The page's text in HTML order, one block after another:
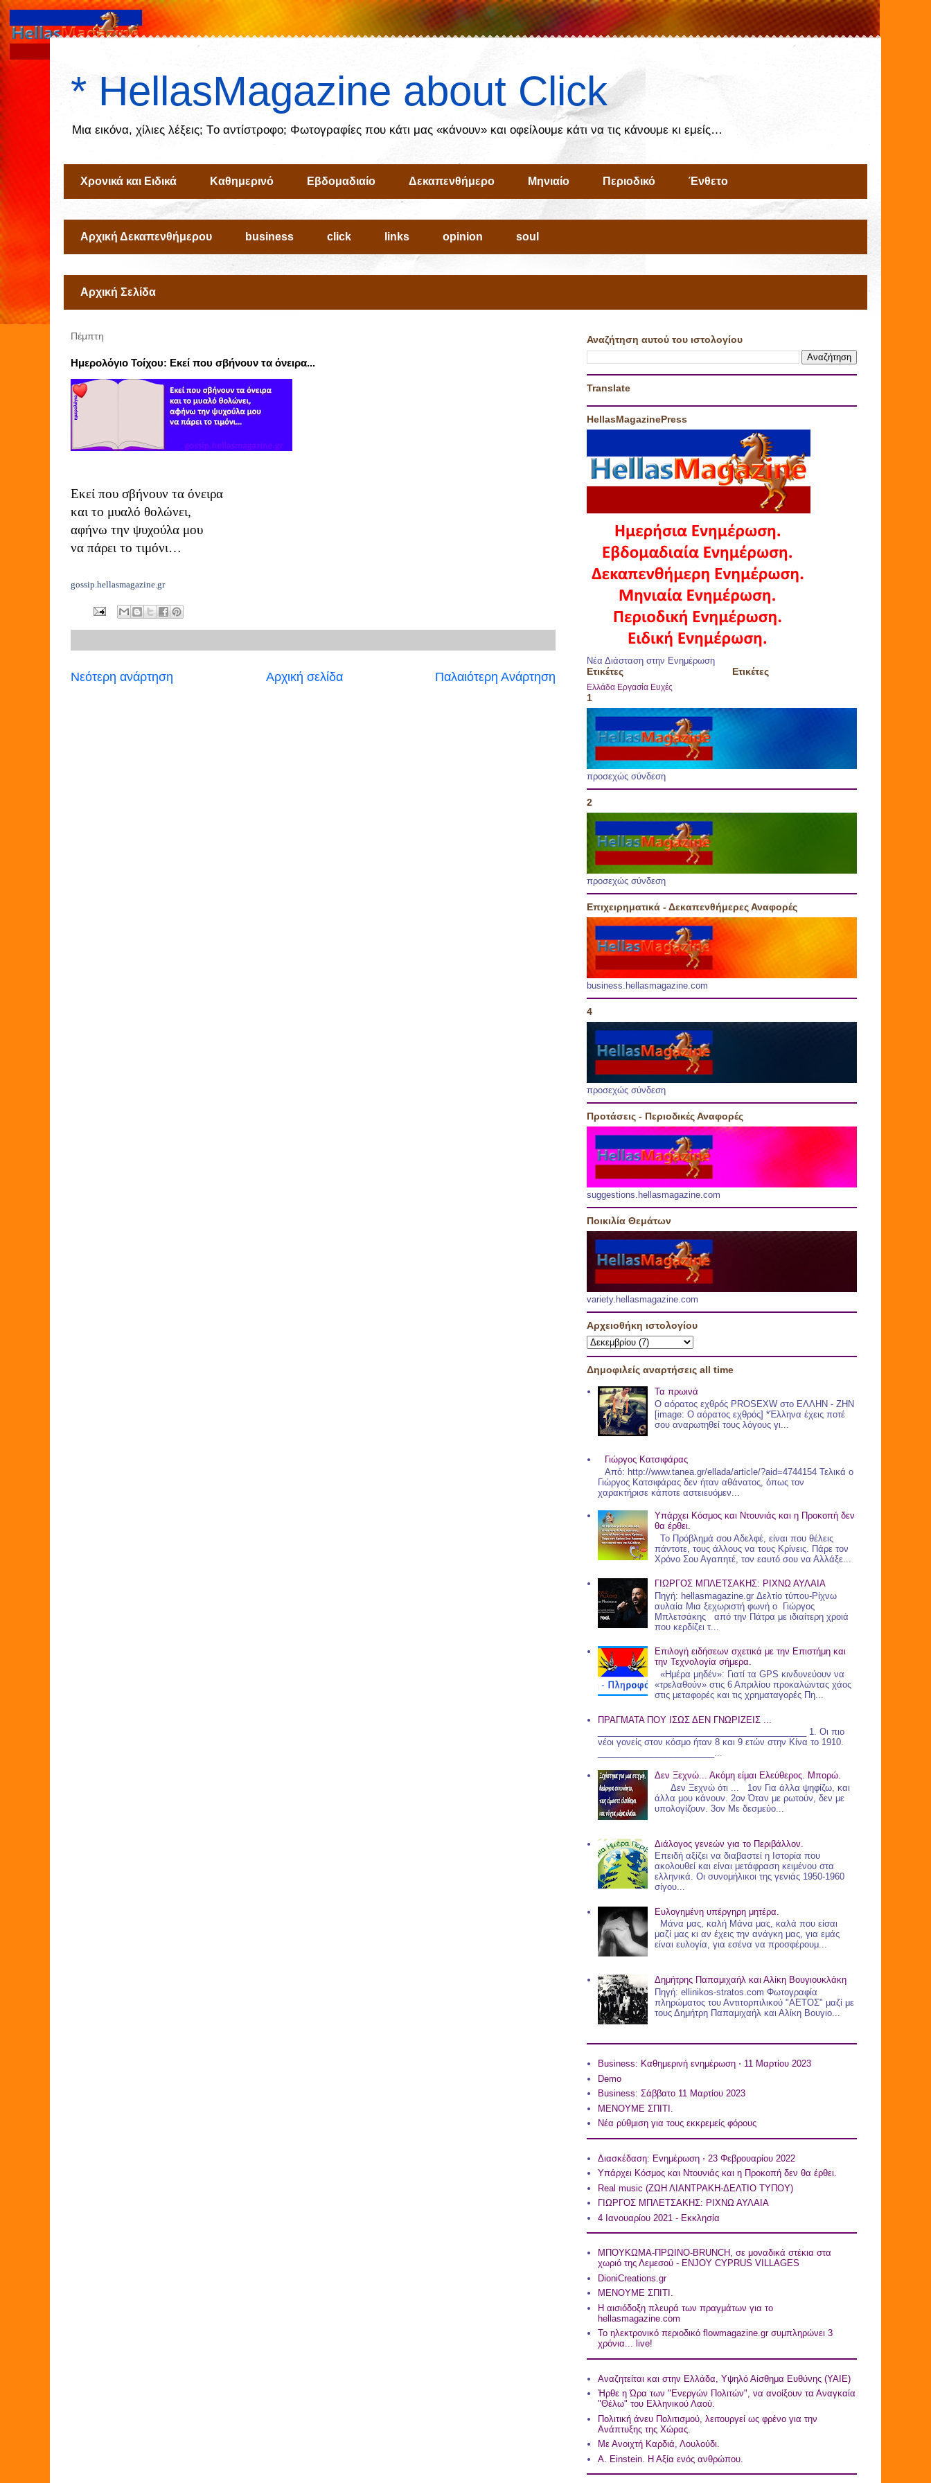
* HellasMagazine about Click
Μια εικόνα, χίλιες λέξεις; Tο αντίστροφο; Φωτογραφίες που κάτι μας «κάνουν» και οφείλουμε κάτι να τις κάνουμε κι εμείς…
Χρονικά και Ειδικά Καθημερινό Εβδομαδιαίο Δεκαπενθήμερο Μηνιαίο Περιοδικό Ένθετο
Αρχική Δεκαπενθήμερου business click links opinion soul
Αρχική Σελίδα
Πέμπτη
Ημερολόγιο Τοίχου: Εκεί που σβήνουν τα όνειρα...
Εκεί που σβήνουν τα όνειρα
και το μυαλό θολώνει,
αφήνω την ψυχούλα μου
να πάρει το τιμόνι…
gossip.hellasmagazine.gr
Νεότερη ανάρτηση Παλαιότερη Ανάρτηση
Αρχική σελίδα
Αναζήτηση αυτού του ιστολογίου
Translate
HellasMagazinePress
Νέα Διάσταση στην Ενημέρωση
Ετικέτες
Ελλάδα Εργασία Ευχές
Ετικέτες
1
προσεχώς σύνδεση
2
προσεχώς σύνδεση
Επιχειρηματικά - Δεκαπενθήμερες Αναφορές
business.hellasmagazine.com
4
προσεχώς σύνδεση
Προτάσεις - Περιοδικές Αναφορές
suggestions.hellasmagazine.com
Ποικιλία Θεμάτων
variety.hellasmagazine.com
Αρχειοθήκη ιστολογίου
Δημοφιλείς αναρτήσεις all time
Τα πρωινά
Ο αόρατος εχθρός PROSEXW στο ΕΛΛΗΝ - ΖHN
[image: Ο αόρατος εχθρός] *Έλληνα έχεις ποτέ
σου αναρωτηθεί τους λόγους γι...
Γιώργος Κατσιφάρας
Από: http://www.tanea.gr/ellada/article/?aid=4744154 Τελικά ο
Γιώργος Κατσιφάρας δεν ήταν αθάνατος, όπως τον
χαρακτήρισε κάποτε αστειευόμεν...
Υπάρχει Κόσμος και Ντουνιάς και η Προκοπή δεν
θα έρθει.
Το Πρόβλημά σου Αδελφέ, είναι που θέλεις
πάντοτε, τους άλλους να τους Κρίνεις. Πάρε τον
Χρόνο Σου Αγαπητέ, τον εαυτό σου να Αλλάξε...
ΓΙΩΡΓΟΣ ΜΠΛΕΤΣΑΚΗΣ: ΡΙΧΝΩ ΑΥΛΑΙΑ
Πηγή: hellasmagazine.gr Δελτίο τύπου-Ρίχνω
αυλαία Μια ξεχωριστή φωνή ο Γιώργος
Μπλετσάκης από την Πάτρα με ιδιαίτερη χροιά
που κερδίζει τ...
Επιλογή ειδήσεων σχετικά με την Επιστήμη και
την Τεχνολογία σήμερα.
«Ημέρα μηδέν»: Γιατί τα GPS κινδυνεύουν να
«τρελαθούν» στις 6 Απριλίου προκαλώντας χάος
στις μεταφορές και τις χρηματαγορές Πη...
ΠΡΑΓΜΑΤΑ ΠΟΥ ΙΣΩΣ ΔΕΝ ΓΝΩΡΙΖΕΙΣ ...
___________________________________________ 1. Οι πιο
νέοι γονείς στον κόσμο ήταν 8 και 9 ετών στην Κίνα το 1910.
________________________...
Δεν Ξεχνώ... Ακόμη είμαι Ελεύθερος. Μπορώ.
Δεν Ξεχνώ ότι ... 1ον Για άλλα ψηφίζω, και
άλλα μου κάνουν. 2ον Όταν με ρωτούν, δεν με
υπολογίζουν. 3ον Με δεσμεύο...
Διάλογος γενεών για το Περιβάλλον.
Επειδή αξίζει να διαβαστεί η Ιστορία που
ακολουθεί και είναι μετάφραση κειμένου στα
ελληνικά. Οι συνομήλικοι της γενιάς 1950-1960
σίγου...
Ευλογημένη υπέργηρη μητέρα.
Μάνα μας, καλή Μάνα μας, καλά που είσαι
μαζί μας κι αν έχεις την ανάγκη μας, για εμάς
είναι ευλογία, για εσένα να προσφέρουμ...
Δημήτρης Παπαμιχαήλ και Αλίκη Βουγιουκλάκη
Πηγή: ellinikos-stratos.com Φωτογραφία
πληρώματος του Αντιτορπιλικού "ΑΕΤΟΣ" μαζί με
τους Δημήτρη Παπαμιχαήλ και Αλίκη Βουγιο...
Business: Καθημερινή ενημέρωση ⋅ 11 Μαρτίου 2023
Demo
Business: Σάββατο 11 Μαρτίου 2023
ΜΕΝΟΥΜΕ ΣΠΙΤΙ.
Νέα ρύθμιση για τους εκκρεμείς φόρους
Διασκέδαση: Ενημέρωση ⋅ 23 Φεβρουαρίου 2022
Υπάρχει Κόσμος και Ντουνιάς και η Προκοπή δεν θα έρθει.
Real music (ZΩΗ ΛΙΑΝΤΡΑΚΗ-ΔΕΛΤΙΟ ΤΥΠΟY)
ΓΙΩΡΓΟΣ ΜΠΛΕΤΣΑΚΗΣ: ΡΙΧΝΩ ΑΥΛΑΙΑ
4 Ιανουαρίου 2021 - Εκκλησία
ΜΠΟΥΚΩΜΑ-ΠΡΩΙΝΟ-BRUNCH, σε μοναδικά στέκια στα
χωριό της Λεμεσού - ENJOY CYPRUS VILLAGES
DioniCreations.gr
ΜΕΝΟΥΜΕ ΣΠΙΤΙ.
Η αισιόδοξη πλευρά των πραγμάτων για το
hellasmagazine.com
Το ηλεκτρονικό περιοδικό flowmagazine.gr συμπληρώνει 3
χρόνια... live!
Αναζητείται και στην Ελλάδα, Υψηλό Αίσθημα Ευθύνης (ΥΑΙΕ)
Ήρθε η Ώρα των "Ενεργών Πολιτών", να ανοίξουν τα Αναγκαία
"Θέλω" του Ελληνικού Λαού.
Πολιτική άνευ Πολιτισμού, λειτουργεί ως φρένο για την
Ανάπτυξης της Χώρας.
Με Ανοιχτή Καρδιά, Λουλούδι.
A. Einstein. Η Αξία ενός ανθρώπου.